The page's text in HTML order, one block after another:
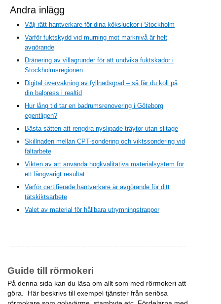
Andra inlägg
Välj rätt hantverkare för dina köksluckor i Stockholm
Varför fuktskydd vid murning mot marknivå är helt
avgörande
Dränering av villagrunder för att undvika fuktskador i
Stockholmsregionen
Digital övervakning av fyllnadsgrad – så får du koll på
din balpress i realtid
Hur lång tid tar en badrumsrenovering i Göteborg
egentligen?
Bästa sätten att rengöra nyslipade träytor utan slitage
Skillnaden mellan CPT-sondering och viktssondering vid
fältarbete
Vikten av att använda högkvalitativa materialsystem för
ett långvarigt resultat
Varför certifierade hantverkare är avgörande för ditt
tätskiktsarbete
Valet av material för hållbara utrymningstrappor
Guide till rörmokeri
På denna sida kan du läsa om allt som med rörmokeri att
göra. Här beskrivs till exempel tjänster från seriösa